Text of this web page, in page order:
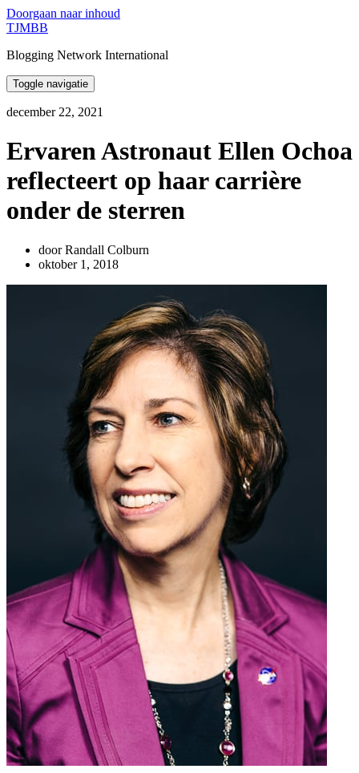
Doorgaan naar inhoud
TJMBB
Blogging Network International
Toggle navigatie
december 22, 2021
Ervaren Astronaut Ellen Ochoa
reflecteert op haar carrière
onder de sterren
door Randall Colburn
oktober 1, 2018